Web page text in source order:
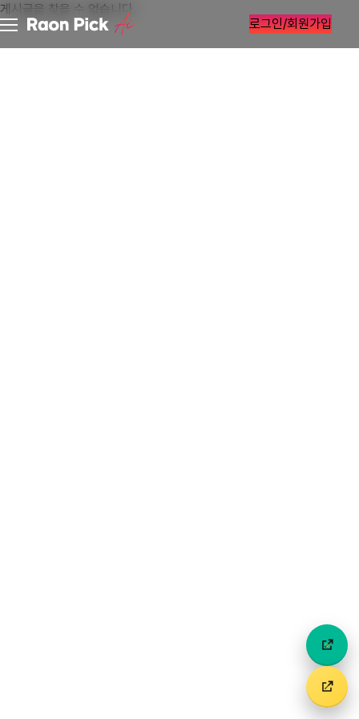
로그인/회원가입
게시글을 찾을 수 없습니다.